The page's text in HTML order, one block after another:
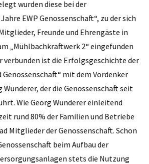
wurden diese bei der
EWP Genossenschaft“, zu der sich
Freunde und Ehrengäste in
„Mühlbachkraftwerk 2“ eingefunden
ist die Erfolgsgeschichte der
Genossenschaft“ mit dem Vordenker
der die Genossenschaft seit
Wie Georg Wunderer einleitend
rund 80% der Familien und Betriebe
Mitglieder der Genossenschaft. Schon
beim Aufbau der
stets die Nutzung